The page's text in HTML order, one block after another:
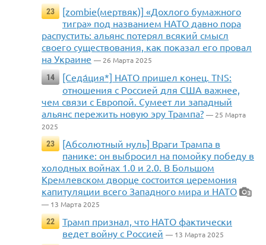
23
[zombie(мертвяк)] «Дохлого бумажного
тигра» под названием НАТО давно пора
распустить: альянс потерял всякий смысл
своего существования, как показал его провал
на Украине — 26 Марта 2025
14
[Седа́ция*] НАТО пришел конец. TNS:
отношения с Россией для США важнее,
чем связи с Европой. Сумеет ли западный
альянс пережить новую эру Трампа? — 25 Марта
2025
23
[Абсолютный нуль] Враги Трампа в
панике: он выбросил на помойку победу в
холодных войнах 1.0 и 2.0. В Большом
Кремлевском дворце состоится церемония
капитуляции всего Западного мира и НАТО
3
— 13 Марта 2025
22
Трамп признал, что НАТО фактически
ведет войну с Россией — 13 Марта 2025